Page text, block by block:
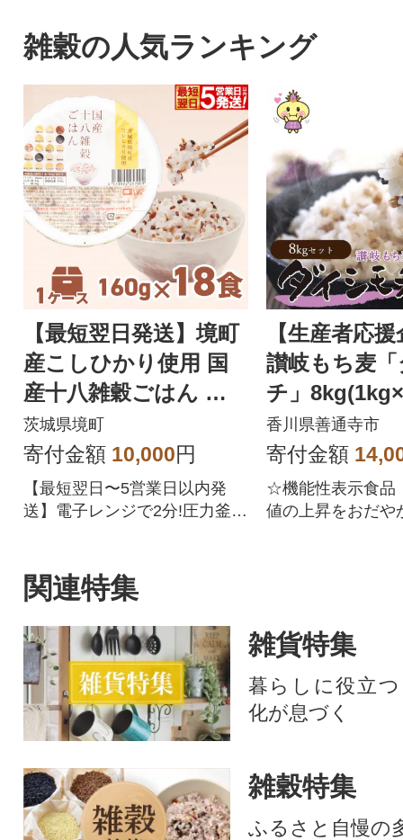
を追求した上質なトイレット
ペーパーです。
雑穀の人気ランキング
【最短翌日発送】境町
産こしひかり使用 国
産十八雑穀ごはん ヘ
ルシー パックご飯 16
0g×18個
茨城県境町
寄付金額 10,000円
【最短翌日〜5営業日以内発
送】電子レンジで2分!圧力釜と
【生産者応
讃岐もち麦
チ」
ップ付き
香川県善通寺市
寄付金額
☆機能性表示食品
値の上昇をおだや
関連特集
雑貨特集
暮らしに役立
化が息づく
雑穀特集
ふるさと自慢の